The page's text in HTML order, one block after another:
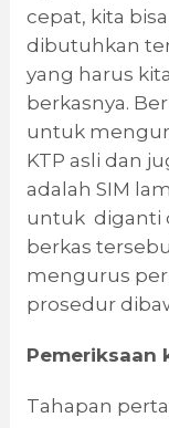
cepat, kita
dibutuhkan
yang harus
berkasnya.
untuk
KTP asli dan
adalah SIM
untuk diganti
berkas
mengurus
prosedur
Pemeriksaan
Tahapan